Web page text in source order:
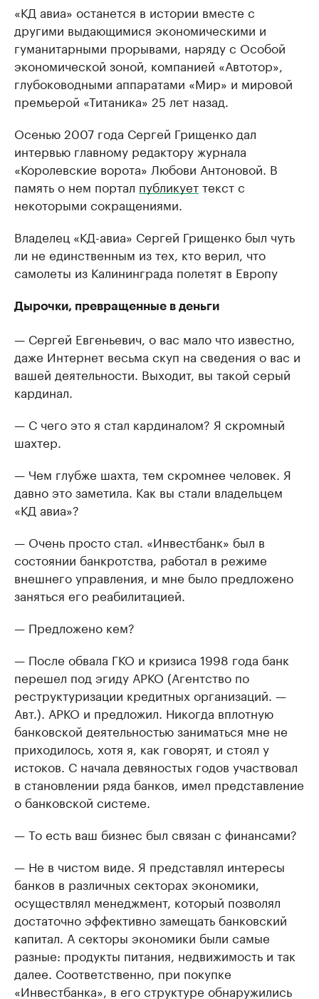
«КД авиа» останется в истории вместе с
другими выдающимися экономическими и
гуманитарными прорывами, наряду с Особой
экономической зоной, компанией «Автотор»,
глубоководными аппаратами «Мир» и мировой
премьерой «Титаника» 25 лет назад.
Осенью 2007 года Сергей Грищенко дал
интервью главному редактору журнала
«Королевские ворота» Любови Антоновой. В
память о нем портал публикуеттекст с
некоторыми сокращениями.
Владелец «КД-авиа» Сергей Грищенко был чуть
ли не единственным из тех, кто верил, что
самолеты из Калининграда полетят в Европу
Дырочки, превращенные в деньги
— Сергей Евгеньевич, о вас мало что известно,
даже Интернет весьма скуп на сведения о вас и
вашей деятельности. Выходит, вы такой серый
кардинал.
— С чего это я стал кардиналом? Я скромный
шахтер.
— Чем глубже шахта, тем скромнее человек. Я
давно это заметила. Как вы стали владельцем
«КД авиа»?
— Очень просто стал. «Инвестбанк» был в
состоянии банкротства, работал в режиме
внешнего управления, и мне было предложено
заняться его реабилитацией.
— Предложено кем?
— После обвала ГКО и кризиса 1998 года банк
перешел под эгиду АРКО (Агентство по
реструктуризации кредитных организаций. —
Авт.). АРКО и предложил. Никогда вплотную
банковской деятельностью заниматься мне не
приходилось, хотя я, как говорят, и стоял у
истоков. С начала девяностых годов участвовал
в становлении ряда банков, имел представление
о банковской системе.
— То есть ваш бизнес был связан с финансами?
— Не в чистом виде. Я представлял интересы
банков в различных секторах экономики,
осуществлял менеджмент, который позволял
достаточно эффективно замещать банковский
капитал. А секторы экономики были самые
разные: продукты питания, недвижимость и так
далее. Соответственно, при покупке
«Инвестбанка», в его структуре обнаружились